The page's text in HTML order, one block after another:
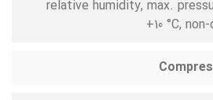
≤ 40 % relative humidity, max.
+10 °C,